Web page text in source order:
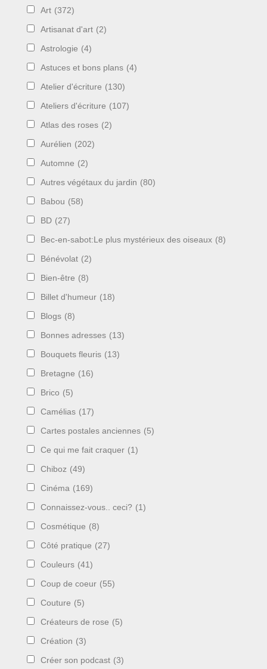
Art (372)
Artisanat d'art (2)
Astrologie (4)
Astuces et bons plans (4)
Atelier d'écriture (130)
Ateliers d'écriture (107)
Atlas des roses (2)
Aurélien (202)
Automne (2)
Autres végétaux du jardin (80)
Babou (58)
BD (27)
Bec-en-sabot:Le plus mystérieux des oiseaux (8)
Bénévolat (2)
Bien-être (8)
Billet d'humeur (18)
Blogs (8)
Bonnes adresses (13)
Bouquets fleuris (13)
Bretagne (16)
Brico (5)
Camélias (17)
Cartes postales anciennes (5)
Ce qui me fait craquer (1)
Chiboz (49)
Cinéma (169)
Connaissez-vous.. ceci? (1)
Cosmétique (8)
Côté pratique (27)
Couleurs (41)
Coup de coeur (55)
Couture (5)
Créateurs de rose (5)
Création (3)
Créer son podcast (3)